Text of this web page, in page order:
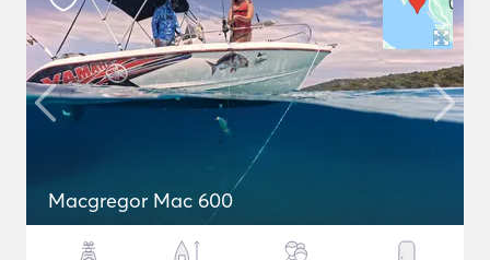
Macgregor Mac 600